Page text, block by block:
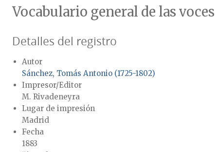
Vocabulario general de las
Detalles del registro
Autor
Sánchez, Tomás Antonio (1725-1802)
Impresor/Editor
M. Rivadeneyra
Lugar de impresión
Madrid
Fecha
1883